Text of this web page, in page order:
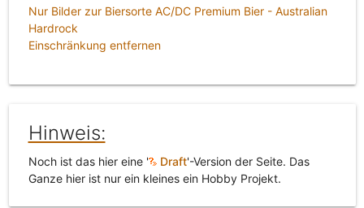
Nur Bilder zur Biersorte AC/DC Premium Bier - Australian
Hardrock
Einschränkung entfernen
Hinweis:
Noch ist das hier eine ' Draft'-Version der Seite. Das
Ganze hier ist nur ein kleines ein Hobby Projekt.